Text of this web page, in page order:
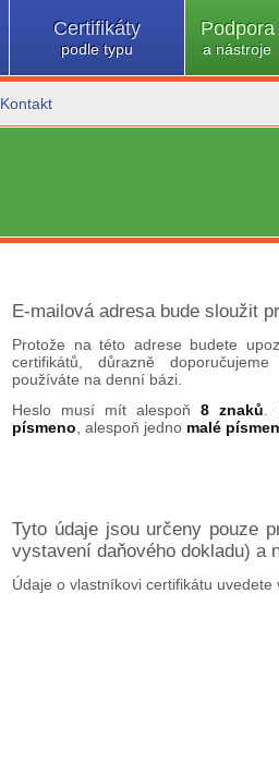
Certifikáty
podle typu
Podpora
a nástroje
Kontakt
E-mailová adresa bude sloužit
Protože na této adrese budete
certifikátů, důrazně
používáte na denní bázi.
Heslo musí mít alespoň 8 znaků
písmeno , alespoň jedno malé
Tyto údaje jsou určeny pouze
vystavení daňového dokladu) a
Údaje o vlastníkovi certifikátu uvedete